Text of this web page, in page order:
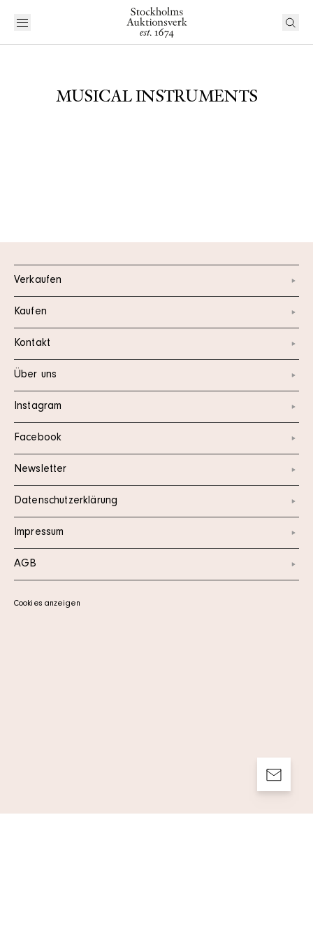
MUSICAL INSTRUMENTS
Verkaufen
Kaufen
Kontakt
Über uns
Instagram
Facebook
Newsletter
Datenschutzerklärung
Impressum
AGB
Cookies anzeigen